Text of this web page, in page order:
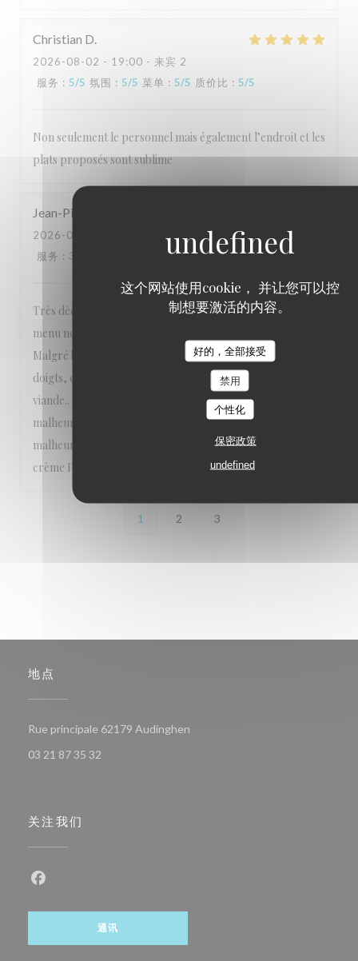
这个网站使用cookie， 并让您可以控
制想要激活的内容。
好的，全部接受
禁用
个性化
保密政策
undefined
Christian D
2026-08-02 - 19:00 - 来宾 2
服务 : 5/5 氛围 : 5/5 菜单 : 5/5 质价比 : 5/5
Non seulement le personnel mais également l’endroit et les
plats proposés sont sublime
Jean-Pierre
2026-08-04
- 20:00 - 来宾 3
服务 : 3 : 2/5 质价比: 2/5
Très dèçu de notre visite Cela commence par carte de
menu non accessible sur le site, uniquement les vins (?)
Malgré bon accueil souriant, il faut tout demander: rince-
doigts, cuillère si vous prenez des moules, couteau pour la
viande.. Rapport qualité / prix ne vaut pas le déplacement 2
malheureux petits pains; portion moules congrue; 3
malheureuses coquilles St Jacques qui nagent dans la
crème Pas notre meilleure expérience sur la côte d’Opale
1 2 3
地点
Rue principale 62179 Audinghen
03 21 87 35 32
关注我们
通讯